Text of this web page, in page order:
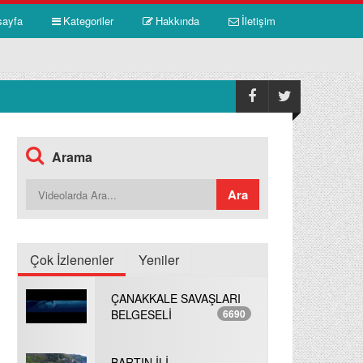
İletişim
Hakkında
Kategoriler
Arama
Çok İzlenenler Yeniler
ÇANAKKALE SAVAŞLARI
BELGESELİ
6690